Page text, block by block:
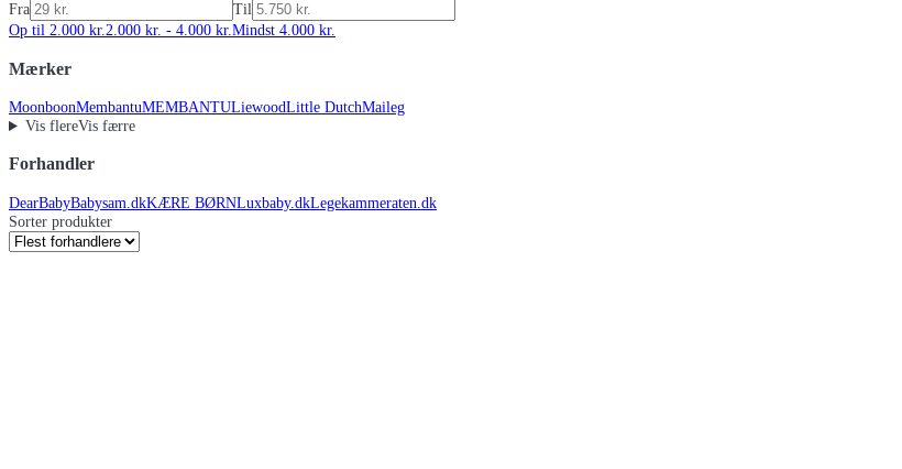
Fra
Til
Op til 2.000 kr.2.000 kr. - 4.000 kr.Mindst 4.000 kr.
Mærker
MoonboonMembantuMEMBANTULiewoodLittle DutchMaileg
Vis flereVis færre
Forhandler
DearBabyBabysam.dkKÆRE BØRNLuxbaby.dkLegekammeraten.dk
Sorter produkter